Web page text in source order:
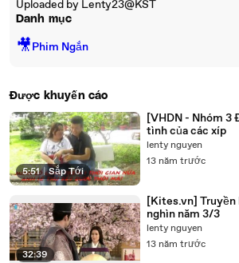
Uploaded by Lenty23@KST
Danh mục
🎥Phim Ngắn
Được khuyến cáo
5:51 | Sắp Tới
[VHDN - Nhóm 3
tình của các xíp
lenty nguyen
13 năm trước
32:39
[Kites.vn] Truyền
nghìn năm 3/3
lenty nguyen
13 năm trước